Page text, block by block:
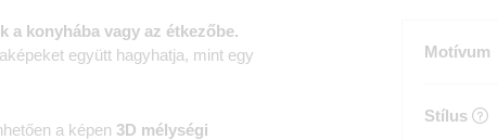
a konyhába vagy az étkezőbe.
együtt hagyhatja, mint egy
a képen 3D mélységi
Motívum
Stílus